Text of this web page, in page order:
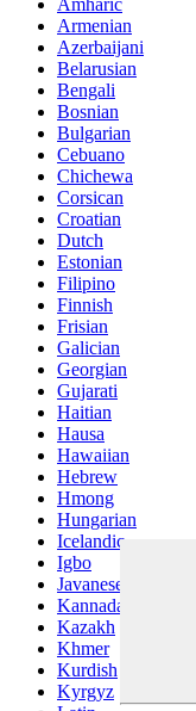
Amharic
Armenian
Azerbaijani
Belarusian
Bengali
Bosnian
Bulgarian
Cebuano
Chichewa
Corsican
Croatian
Dutch
Estonian
Filipino
Finnish
Frisian
Galician
Georgian
Gujarati
Haitian
Hausa
Hawaiian
Hebrew
Hmong
Hungarian
Icelandic
Igbo
Javanese
Kannada
Kazakh
Khmer
Kurdish
Kyrgyz